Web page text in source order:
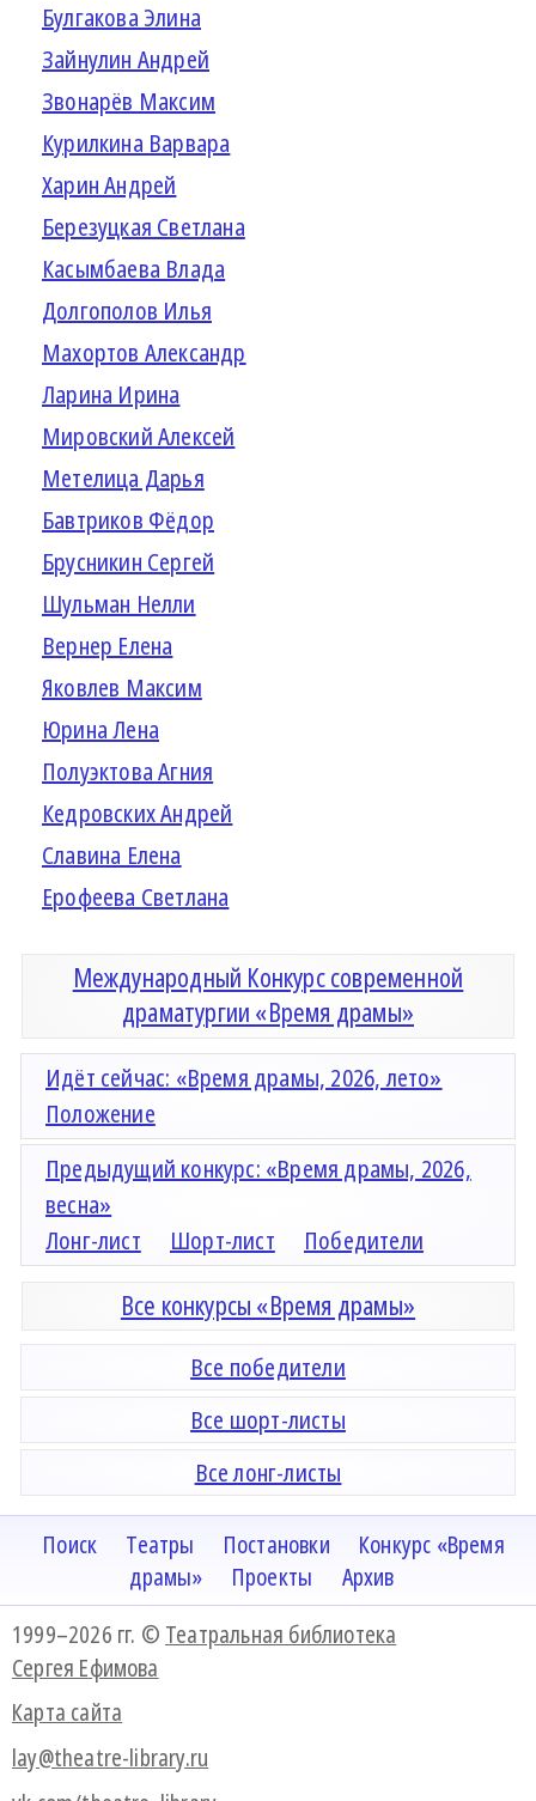
Булгакова Элина
Зайнулин Андрей
Звонарёв Максим
Курилкина Варвара
Харин Андрей
Березуцкая Светлана
Касымбаева Влада
Долгополов Илья
Махортов Александр
Ларина Ирина
Мировский Алексей
Метелица Дарья
Бавтриков Фёдор
Брусникин Сергей
Шульман Нелли
Вернер Елена
Яковлев Максим
Юрина Лена
Полуэктова Агния
Кедровских Андрей
Славина Елена
Ерофеева Светлана
Международный Конкурс современной
драматургии «Время драмы»
Идёт сейчас: «Время драмы, 2026, лето»
Положение
Предыдущий конкурс: «Время драмы, 2026,
весна»
Лонг-лист
Шорт-лист Победители
Все конкурсы «Время драмы»
Все победители
Все шорт-листы
Все лонг-листы
Поиск Театры Постановки
Конкурс «Время
драмы»
Проекты
Архив
1999–2026 гг. © Театральная библиотека
Сергея Ефимова
Карта сайта
lay@theatre-library.ru